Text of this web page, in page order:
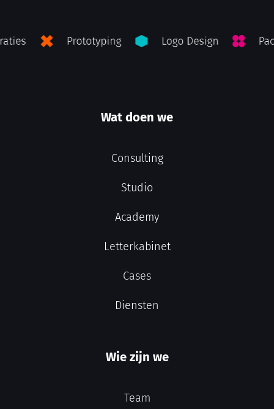
Wat doen we
Consulting
Studio
Academy
Letterkabinet
Cases
Diensten
Wie zijn we
Team